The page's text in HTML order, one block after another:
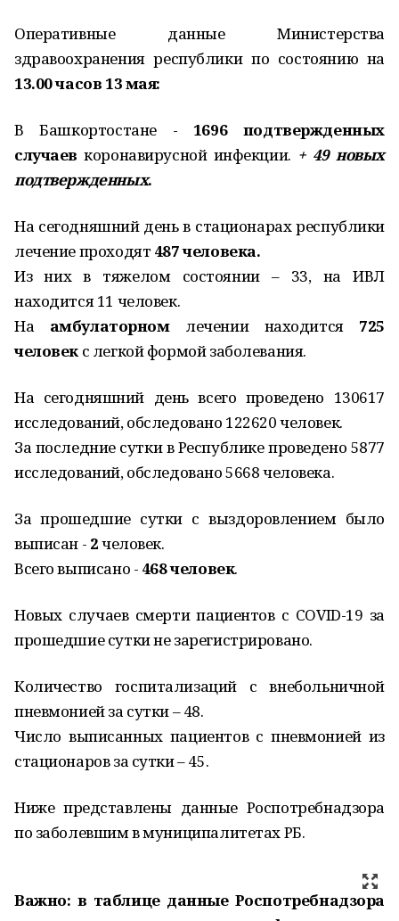
Оперативные данные Министерства
здравоохранения республики по состоянию на
13.00 часов 13 мая:
В Башкортостане - 1696 подтвержденных
случаев коронавирусной инфекции. + 49 новых
подтвержденных.
На сегодняшний день в стационарах республики
лечение проходят 487 человека.
Из них в тяжелом состоянии – 33, на ИВЛ
находится 11 человек.
На амбулаторномлечении находится 725
человек с легкой формой заболевания.
На сегодняшний день всего проведено 130617
исследований, обследовано 122620 человек.
За последние сутки в Республике проведено 5877
исследований, обследовано 5668 человека.
За прошедшие сутки с выздоровлением было
выписан - 2человек.
Всего выписано - 468 человек.
Новых случаев смерти пациентов с COVID-19 за
прошедшие сутки не зарегистрировано.
Количество госпитализаций с внебольничной
пневмонией за сутки – 48.
Число выписанных пациентов с пневмонией из
стационаров за сутки – 45.
Ниже представлены данные Роспотребнадзора
по заболевшим в муниципалитетах РБ.
Важно: в таблице данные Роспотребнадзора